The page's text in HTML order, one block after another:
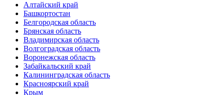
Алтайский край
Башкортостан
Белгородская область
Брянская область
Владимирская область
Волгоградская область
Воронежская область
Забайкальский край
Калининградская область
Красноярский край
Крым